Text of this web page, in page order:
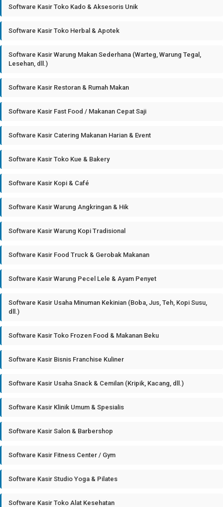
Software Kasir Toko Kado & Aksesoris Unik
Software Kasir Toko Herbal & Apotek
Software Kasir Warung Makan Sederhana (Warteg, Warung Tegal,
Lesehan, dll.)
Software Kasir Restoran & Rumah Makan
Software Kasir Fast Food / Makanan Cepat Saji
Software Kasir Catering Makanan Harian & Event
Software Kasir Toko Kue & Bakery
Software Kasir Kopi & Café
Software Kasir Warung Angkringan & Hik
Software Kasir Warung Kopi Tradisional
Software Kasir Food Truck & Gerobak Makanan
Software Kasir Warung Pecel Lele & Ayam Penyet
Software Kasir Usaha Minuman Kekinian (Boba, Jus, Teh, Kopi Susu,
dll.)
Software Kasir Toko Frozen Food & Makanan Beku
Software Kasir Bisnis Franchise Kuliner
Software Kasir Usaha Snack & Cemilan (Kripik, Kacang, dll.)
Software Kasir Klinik Umum & Spesialis
Software Kasir Salon & Barbershop
Software Kasir Fitness Center / Gym
Software Kasir Studio Yoga & Pilates
Software Kasir Toko Alat Kesehatan